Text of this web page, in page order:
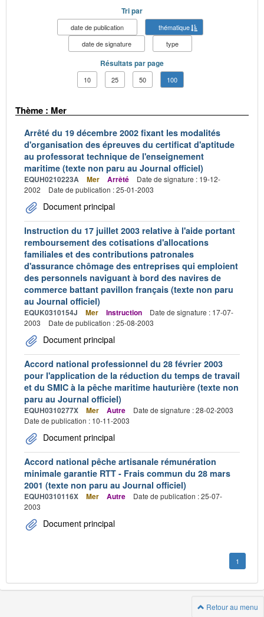
Tri par
date de publication
thématique
date de signature
type
Résultats par page
10 25 50 100
Thème : Mer
Arrêté du 19 décembre 2002 fixant les modalités
d'organisation des épreuves du certificat d'aptitude
au professorat technique de l'enseignement
maritime (texte non paru au Journal officiel)
EQUH0210223A Mer Arrêté
Date de signature : 19-12-
2002
Date de publication : 25-01-2003
Document principal
Instruction du 17 juillet 2003 relative à l'aide portant
remboursement des cotisations d'allocations
familiales et des contributions patronales
d'assurance chômage des entreprises qui emploient
des personnels naviguant à bord des navires de
commerce battant pavillon français (texte non paru
au Journal officiel)
EQUK0310154J Mer Instruction
Date de signature : 17-07-
2003
Date de publication : 25-08-2003
Document principal
Accord national professionnel du 28 février 2003
pour l'application de la réduction du temps de travail
et du SMIC à la pêche maritime hauturière (texte non
paru au Journal officiel)
EQUH0310277X Mer Autre
Date de signature : 28-02-2003
Date de publication : 10-11-2003
Document principal
Accord national pêche artisanale rémunération
minimale garantie RTT - Frais commun du 28 mars
2001 (texte non paru au Journal officiel)
EQUH0310116X Mer Autre
Date de publication : 25-07-
2003
Document principal
1
Retour au menu